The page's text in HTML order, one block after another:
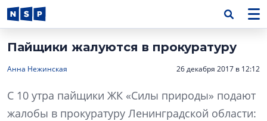
Пайщики жалуются в прокуратуру
Анна Нежинская 26 декабря 2017 в 12:12
С 10 утра пайщики ЖК «Силы природы» подают
жалобы в прокуратуру Ленинградской области: